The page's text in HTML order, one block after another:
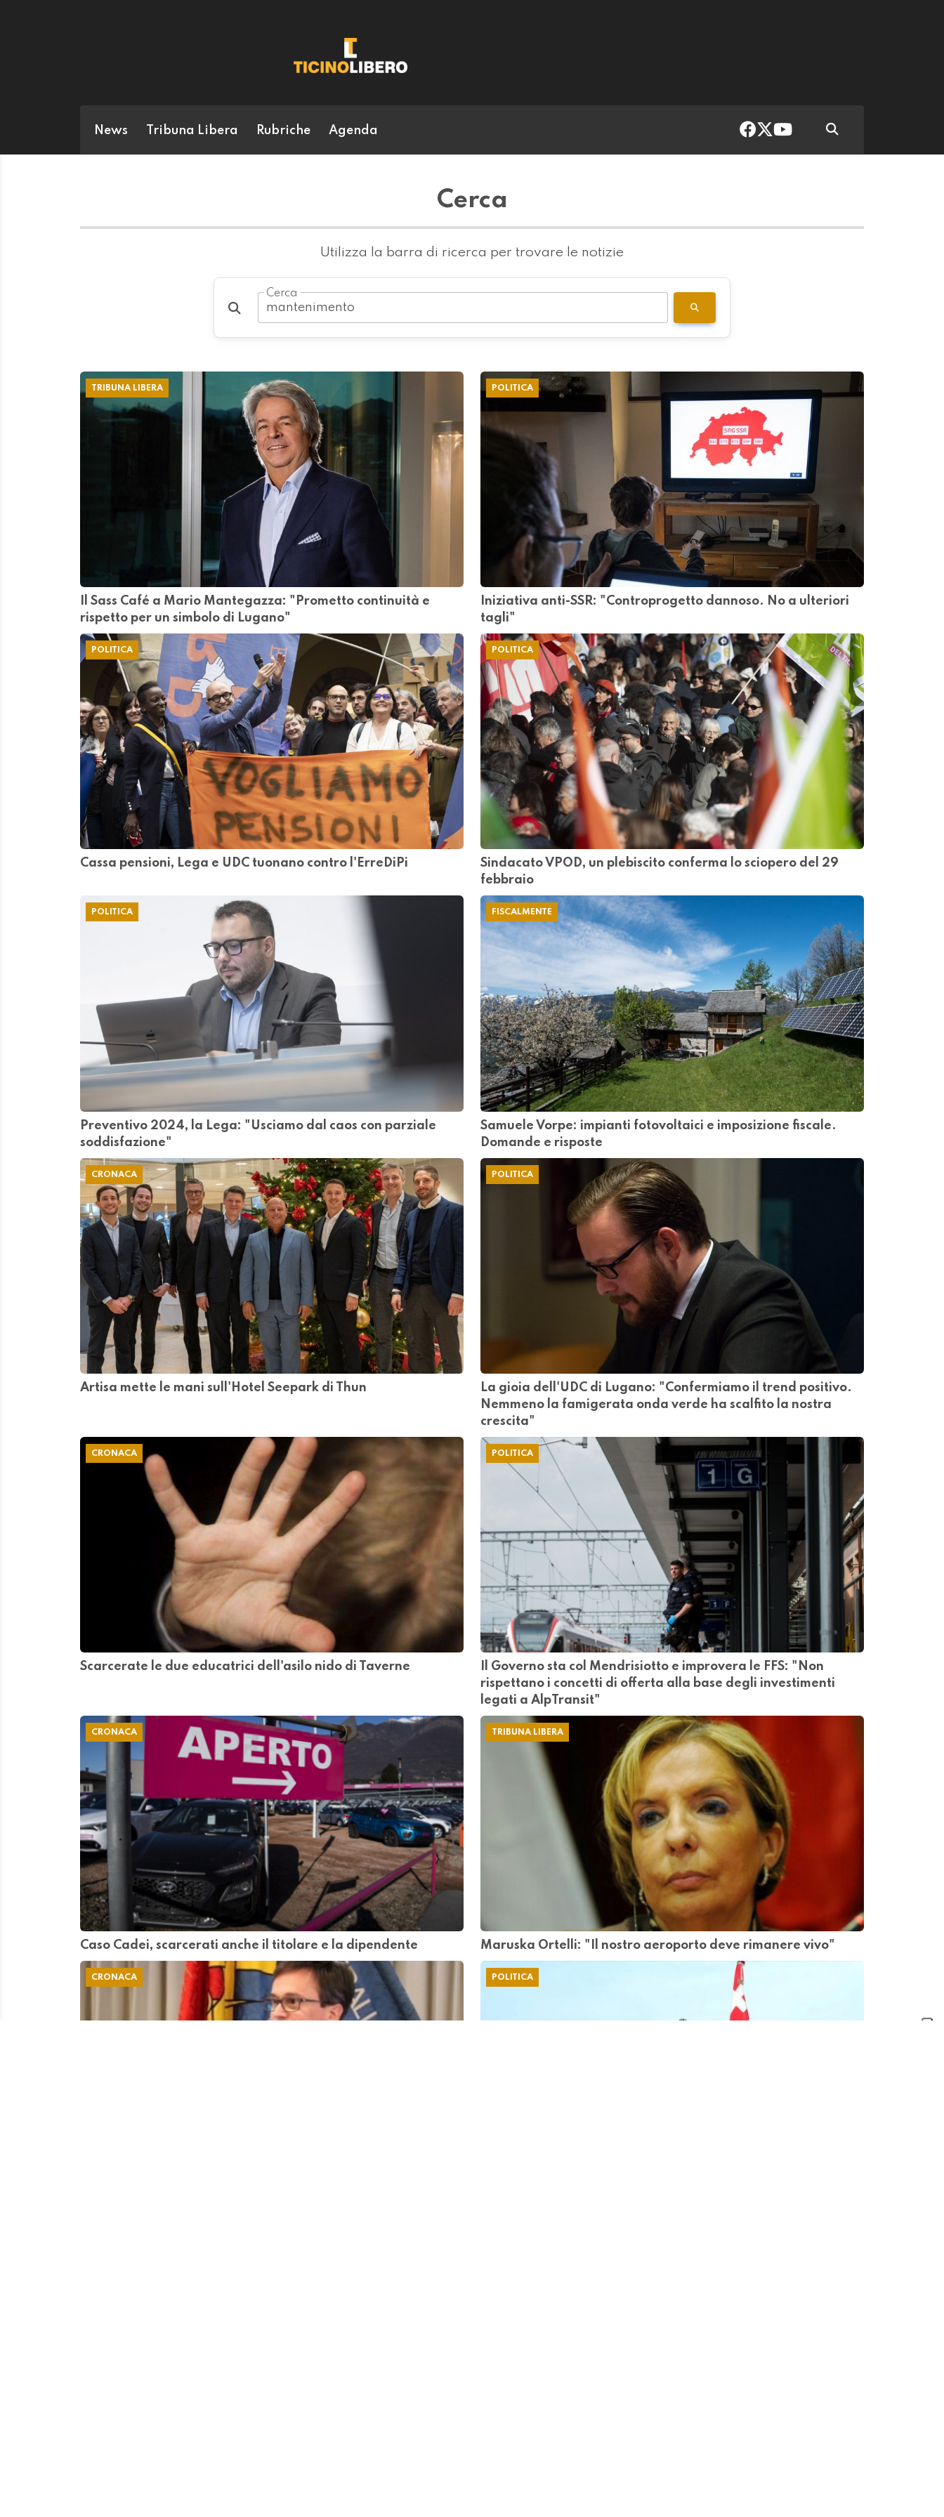
News Tribuna Libera Rubriche Agenda
Cerca
Utilizza la barra di ricerca per trovare le notizie
Cerca
TRIBUNA LIBERA
Il Sass Café a Mario Mantegazza: "Prometto continuità e
rispetto per un simbolo di Lugano"
POLITICA
Iniziativa anti-SSR: "Controprogetto dannoso. No a ulteriori
tagli"
POLITICA
Cassa pensioni, Lega e UDC tuonano contro l'ErreDiPi
POLITICA
Sindacato VPOD, un plebiscito conferma lo sciopero del 29
febbraio
POLITICA
Preventivo 2024, la Lega: "Usciamo dal caos con parziale
soddisfazione"
FISCALMENTE
Samuele Vorpe: impianti fotovoltaici e imposizione fiscale.
Domande e risposte
CRONACA
Artisa mette le mani sull'Hotel Seepark di Thun
POLITICA
La gioia dell'UDC di Lugano: "Confermiamo il trend positivo.
Nemmeno la famigerata onda verde ha scalfito la nostra
crescita"
CRONACA
Scarcerate le due educatrici dell'asilo nido di Taverne
POLITICA
Il Governo sta col Mendrisiotto e improvera le FFS: "Non
rispettano i concetti di offerta alla base degli investimenti
legati a AlpTransit"
CRONACA
Caso Cadei, scarcerati anche il titolare e la dipendente
TRIBUNA LIBERA
Maruska Ortelli: "Il nostro aeroporto deve rimanere vivo"
CRONACA POLITICA